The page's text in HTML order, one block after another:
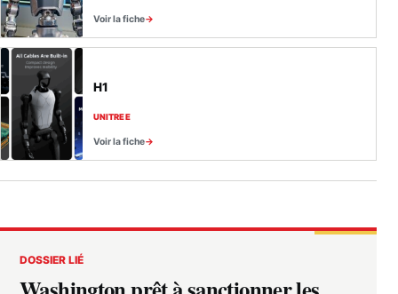
Voir la fiche
H1
UNITREE
Voir la fiche
DOSSIER LIÉ